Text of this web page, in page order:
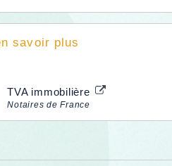
savoir plus
TVA immobilière
Notaires de France